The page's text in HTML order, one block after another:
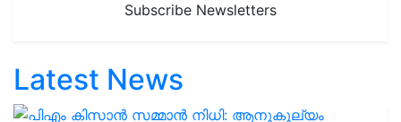
Subscribe Newsletters
Latest News